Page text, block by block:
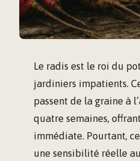
Le radis est le roi du
jardiniers impatients.
passent de la graine à
quatre semaines,
immédiate. Pourtant,
une sensibilité réelle